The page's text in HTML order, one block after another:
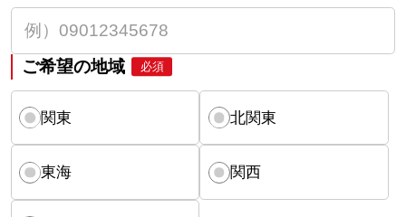
ご希望の地域 必須
関東 北関東
東海 関西